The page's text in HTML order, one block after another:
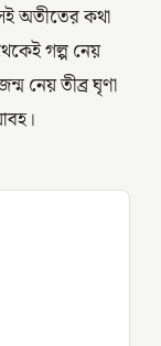
অতীতের কথা
গল্প নেয়
নেয় তীব্র ঘৃণা